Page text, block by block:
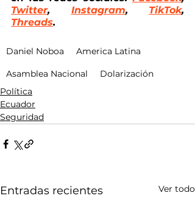
Twitter, Instagram, TikTok
Threads.
Daniel Noboa America Latina
Asamblea Nacional
Dolarización
Política
Ecuador
Seguridad
Entradas recientes Ver todo